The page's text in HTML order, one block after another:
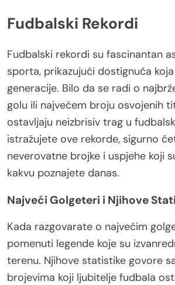
Fudbalski Rekordi
Fudbalski rekordi su fascinantan
sporta, prikazujući dostignuća
generacije. Bilo da se radi o
golu ili najvećem broju osvojenih
ostavljaju neizbrisiv trag u
istražujete ove rekorde, sigurno
neverovatne brojke i uspjehe koji
kakvu poznajete danas.
Najveći Golgeteri i Njihove
Kada razgovarate o najvećim
pomenuti legende koje su
terenu. Njihove statistike govore
brojevima koji ljubitelje fudbala